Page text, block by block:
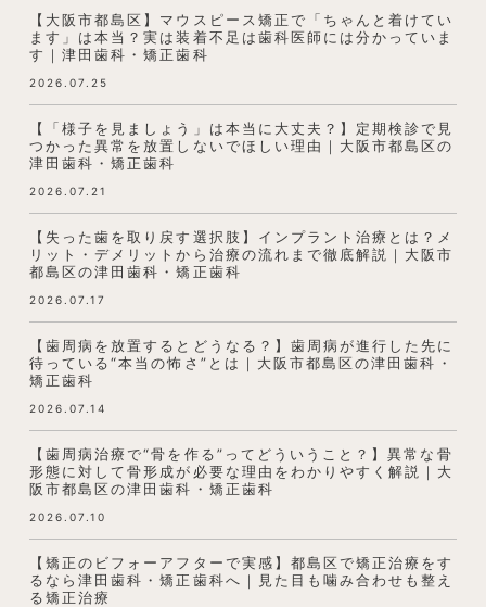
【大阪市都島区】マウスピース矯正で「ちゃんと着けてい
ます」は本当？実は装着不足は歯科医師には分かっていま
す｜津田歯科・矯正歯科
2026.07.25
【「様子を見ましょう」は本当に大丈夫？】定期検診で見
つかった異常を放置しないでほしい理由｜大阪市都島区の
津田歯科・矯正歯科
2026.07.21
【失った歯を取り戻す選択肢】インプラント治療とは？メ
リット・デメリットから治療の流れまで徹底解説｜大阪市
都島区の津田歯科・矯正歯科
2026.07.17
【歯周病を放置するとどうなる？】歯周病が進行した先に
待っている“本当の怖さ”とは｜大阪市都島区の津田歯科・
矯正歯科
2026.07.14
【歯周病治療で“骨を作る”ってどういうこと？】異常な骨
形態に対して骨形成が必要な理由をわかりやすく解説｜大
阪市都島区の津田歯科・矯正歯科
2026.07.10
【矯正のビフォーアフターで実感】都島区で矯正治療をす
るなら津田歯科・矯正歯科へ｜見た目も噛み合わせも整え
る矯正治療